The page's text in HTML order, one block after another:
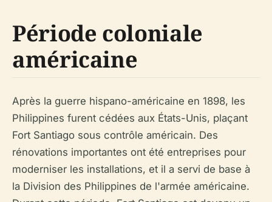
Période coloniale
américaine
Après la guerre hispano-américaine en 1898, les
Philippines furent cédées aux États-Unis, plaçant
Fort Santiago sous contrôle américain. Des
rénovations importantes ont été entreprises pour
moderniser les installations, et il a servi de base à
la Division des Philippines de l'armée américaine.